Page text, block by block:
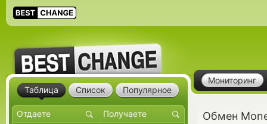
Мониторинг
Обмен
Таблица Список Популярное